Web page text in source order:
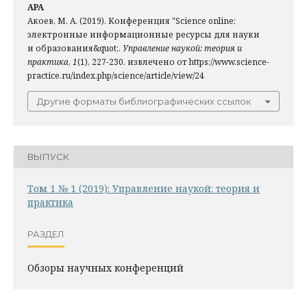
APA
Акоев, М. А. (2019). Конференция "Science online:
электронные информационные ресурсы для науки
и образования&quot;. Управление наукой: теория и
практика, 1(1), 227-230. извлечено от https://www.science-
practice.ru/index.php/science/article/view/24
Другие форматы библиографических ссылок
ВЫПУСК
Том 1 № 1 (2019): Управление наукой: теория и
практика
РАЗДЕЛ
Обзоры научных конференций